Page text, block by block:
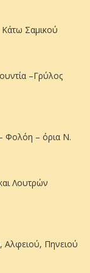
Σαμικού
–Γρύλος
Φολόη – όρια Ν.
Λουτρών
Αλφειού, Πηνειού